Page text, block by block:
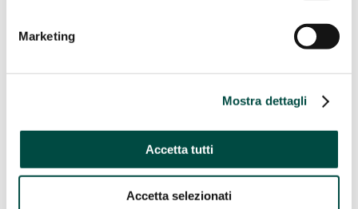
Marketing
Mostra dettagli
Accetta tutti
Accetta selezionati
Lavora con noi
In CPL puoi esprimere la tua autenticità, portare nuove idee e
trasformare il tuo potenziale in azioni concrete.
Posizioni aperte
Candidati spontaneamente